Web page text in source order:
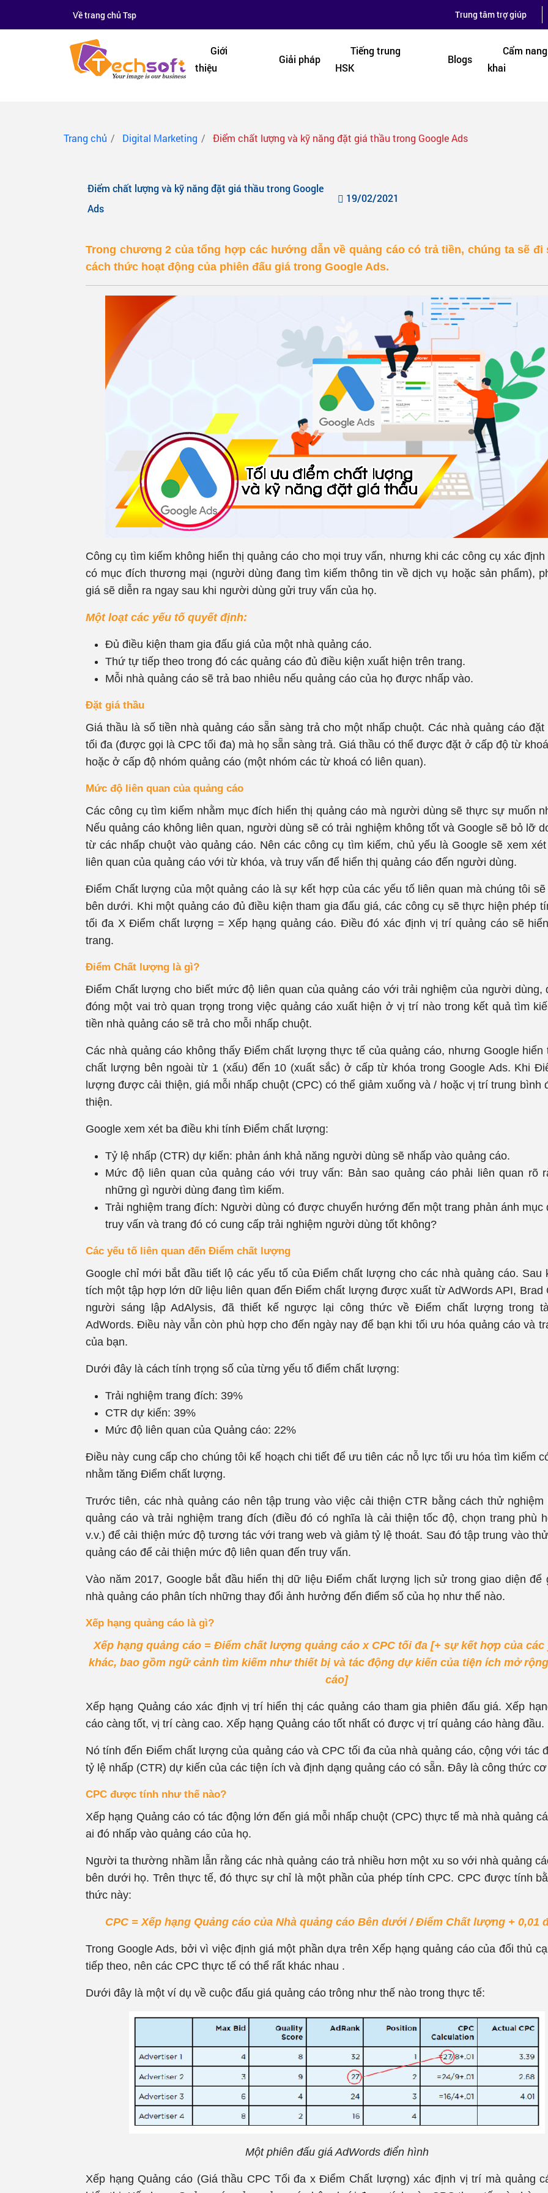
Về trang chủ Tsp Trung tâm trợ giúp
Giới
thiệu
Giải pháp
Tiếng trung
HSK
Blogs
Cẩm
khai
Trang chủ Digital Marketing Điểm chất lượng và kỹ năng đặt giá thầu trong Google Ads
Điểm chất lượng và kỹ năng đặt giá thầu trong Google
Ads
19/02/2021
Trong chương 2 của tổng hợp các hướng dẫn về quảng cáo có trả tiền, chúng ta sẽ đi
cách thức hoạt động của phiên đấu giá trong Google Ads.
Công cụ tìm kiếm không hiển thị quảng cáo cho mọi truy vấn, nhưng khi các công cụ xác định
có mục đích thương mại (người dùng đang tìm kiếm thông tin về dịch vụ hoặc sản phẩm),
giá sẽ diễn ra ngay sau khi người dùng gửi truy vấn của họ.
Một loạt các yếu tố quyết định:
Đủ điều kiện tham gia đấu giá của một nhà quảng cáo.
Thứ tự tiếp theo trong đó các quảng cáo đủ điều kiện xuất hiện trên trang.
Mỗi nhà quảng cáo sẽ trả bao nhiêu nếu quảng cáo của họ được nhấp vào.
Đặt giá thầu
Giá thầu là số tiền nhà quảng cáo sẵn sàng trả cho một nhấp chuột. Các nhà quảng cáo đặt
tối đa (được gọi là CPC tối đa) mà họ sẵn sàng trả. Giá thầu có thể được đặt ở cấp độ từ
hoặc ở cấp độ nhóm quảng cáo (một nhóm các từ khoá có liên quan).
Mức độ liên quan của quảng cáo
Các công cụ tìm kiếm nhằm mục đích hiển thị quảng cáo mà người dùng sẽ thực sự muốn
Nếu quảng cáo không liên quan, người dùng sẽ có trải nghiệm không tốt và Google sẽ bỏ lỡ
từ các nhấp chuột vào quảng cáo. Nên các công cụ tìm kiếm, chủ yếu là Google sẽ xem
liên quan của quảng cáo với từ khóa, và truy vấn để hiển thị quảng cáo đến người dùng.
Điểm Chất lượng của một quảng cáo là sự kết hợp của các yếu tố liên quan mà chúng tôi sẽ
bên dưới. Khi một quảng cáo đủ điều kiện tham gia đấu giá, các công cụ sẽ thực hiện phép
tối đa X Điểm chất lượng = Xếp hạng quảng cáo. Điều đó xác định vị trí quảng cáo sẽ
trang.
Điểm Chất lượng là gì?
Điểm Chất lượng cho biết mức độ liên quan của quảng cáo với trải nghiệm của người dùng,
đóng một vai trò quan trọng trong việc quảng cáo xuất hiện ở vị trí nào trong kết quả tìm
tiền nhà quảng cáo sẽ trả cho mỗi nhấp chuột.
Các nhà quảng cáo không thấy Điểm chất lượng thực tế của quảng cáo, nhưng Google hiển
chất lượng bên ngoài từ 1 (xấu) đến 10 (xuất sắc) ở cấp từ khóa trong Google Ads. Khi
lượng được cải thiện, giá mỗi nhấp chuột (CPC) có thể giảm xuống và / hoặc vị trí trung bình
thiện.
Google xem xét ba điều khi tính Điểm chất lượng:
Tỷ lệ nhấp (CTR) dự kiến: phản ánh khả năng người dùng sẽ nhấp vào quảng cáo.
Mức độ liên quan của quảng cáo với truy vấn: Bản sao quảng cáo phải liên quan rõ
những gì người dùng đang tìm kiếm.
Trải nghiệm trang đích: Người dùng có được chuyển hướng đến một trang phản ánh mục
truy vấn và trang đó có cung cấp trải nghiệm người dùng tốt không?
Các yếu tố liên quan đến Điểm chất lượng
Google chỉ mới bắt đầu tiết lộ các yếu tố của Điểm chất lượng cho các nhà quảng cáo. Sau
tích một tập hợp lớn dữ liệu liên quan đến Điểm chất lượng được xuất từ ​​AdWords API, Brad
người sáng lập AdAlysis, đã thiết kế ngược lại công thức về Điểm chất lượng trong
AdWords. Điều này vẫn còn phù hợp cho đến ngày nay để bạn khi tối ưu hóa quảng cáo và
của bạn.
Dưới đây là cách tính trọng số của từng yếu tố điểm chất lượng:
Trải nghiệm trang đích: 39%
CTR dự kiến: 39%
Mức độ liên quan của Quảng cáo: 22%
Điều này cung cấp cho chúng tôi kế hoạch chi tiết để ưu tiên các nỗ lực tối ưu hóa tìm kiếm
nhằm tăng Điểm chất lượng.
Trước tiên, các nhà quảng cáo nên tập trung vào việc cải thiện CTR bằng cách thử nghiệm
quảng cáo và trải nghiệm trang đích (điều đó có nghĩa là cải thiện tốc độ, chọn trang phù
v.v.) để cải thiện mức độ tương tác với trang web và giảm tỷ lệ thoát. Sau đó tập trung vào
quảng cáo để cải thiện mức độ liên quan đến truy vấn.
Vào năm 2017, Google bắt đầu hiển thị dữ liệu Điểm chất lượng lịch sử trong giao diện để
nhà quảng cáo phân tích những thay đổi ảnh hưởng đến điểm số của họ như thế nào.
Xếp hạng quảng cáo là gì?
Xếp hạng quảng cáo = Điểm chất lượng quảng cáo x CPC tối đa [+ sự kết hợp của các
khác, bao gồm ngữ cảnh tìm kiếm như thiết bị và tác động dự kiến ​​của tiện ích mở
cáo]
Xếp hạng Quảng cáo xác định vị trí hiển thị các quảng cáo tham gia phiên đấu giá. Xếp
cáo càng tốt, vị trí càng cao. Xếp hạng Quảng cáo tốt nhất có được vị trí quảng cáo hàng đầu.
Nó tính đến Điểm chất lượng của quảng cáo và CPC tối đa của nhà quảng cáo, cộng với tác
tỷ lệ nhấp (CTR) dự kiến ​​của các tiện ích và định dạng quảng cáo có sẵn. Đây là công thức
CPC được tính như thế nào?
Xếp hạng Quảng cáo có tác động lớn đến giá mỗi nhấp chuột (CPC) thực tế mà nhà quảng
ai đó nhấp vào quảng cáo của họ.
Người ta thường nhầm lẫn rằng các nhà quảng cáo trả nhiều hơn một xu so với nhà quảng
bên dưới họ. Trên thực tế, đó thực sự chỉ là một phần của phép tính CPC. CPC được tính
thức này:
CPC = Xếp hạng Quảng cáo của Nhà quảng cáo Bên dưới / Điểm Chất lượng + 0,01
Trong Google Ads, bởi vì việc định giá một phần dựa trên Xếp hạng quảng cáo của đối thủ
tiếp theo, nên các CPC thực tế có thể rất khác nhau .
Dưới đây là một ví dụ về cuộc đấu giá quảng cáo trông như thế nào trong thực tế:
Một phiên đấu giá AdWords điển hình
Xếp hạng Quảng cáo (Giá thầu CPC Tối đa x Điểm Chất lượng) xác định vị trí mà quảng